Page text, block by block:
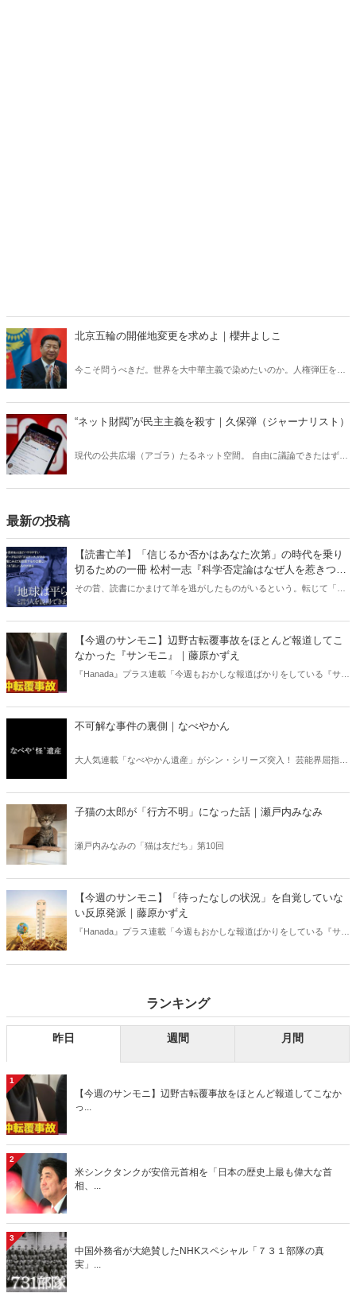
北京五輪の開催地変更を求めよ｜櫻井よしこ
今こそ問うべきだ。世界を大中華主義で染めたいのか。人権弾圧を続
“ネット財閥”が民主主義を殺す｜久保弾（ジャーナリスト）
現代の公共広場（アゴラ）たるネット空間。 自由に議論できたはずの
最新の投稿
【読書亡羊】「信じるか否かはあなた次第」の時代を乗り
切るための一冊 松村一志『科学否定論はなぜ人を惹きつけ
るのか』（ちくま新書）｜梶原麻衣子
その昔、読書にかまけて羊を逃がしたものがいるという。転じて「読
ある。元月刊『Hanada』編集部員のライター・梶原がお送りする時事
書評！
【今週のサンモニ】辺野古転覆事故をほとんど報道してこ
なかった『サンモニ』｜藤原かずえ
『Hanada』プラス連載「今週もおかしな報道ばかりをしている『サン
不可解な事件の裏側｜なべやかん
大人気連載「なべやかん遺産」がシン・シリーズ突入！ 芸能界屈指の
信じるか信じないかは、あなた次第！ 芸能ニュース
子猫の太郎が「行方不明」になった話｜瀬戸内みなみ
瀬戸内みなみの「猫は友だち」第10回
【今週のサンモニ】「待ったなしの状況」を自覚していな
い反原発派｜藤原かずえ
『Hanada』プラス連載「今週もおかしな報道ばかりをしている『サン
ランキング
昨日 週間 月間
1
【今週のサンモニ】辺野古転覆事故をほとんど報道してこなか
っ...
2
米シンクタンクが安倍元首相を「日本の歴史上最も偉大な首
相、...
3
中国外務省が大絶賛したNHKスペシャル「７３１部隊の真
実」...